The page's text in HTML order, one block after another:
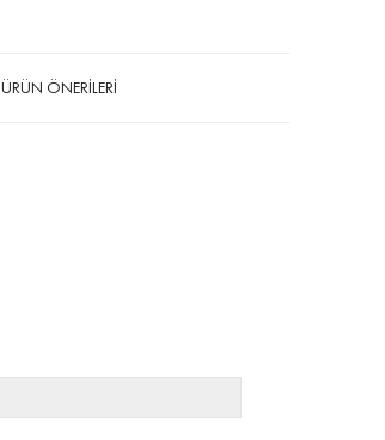
ÜRÜN ÖNERILERI